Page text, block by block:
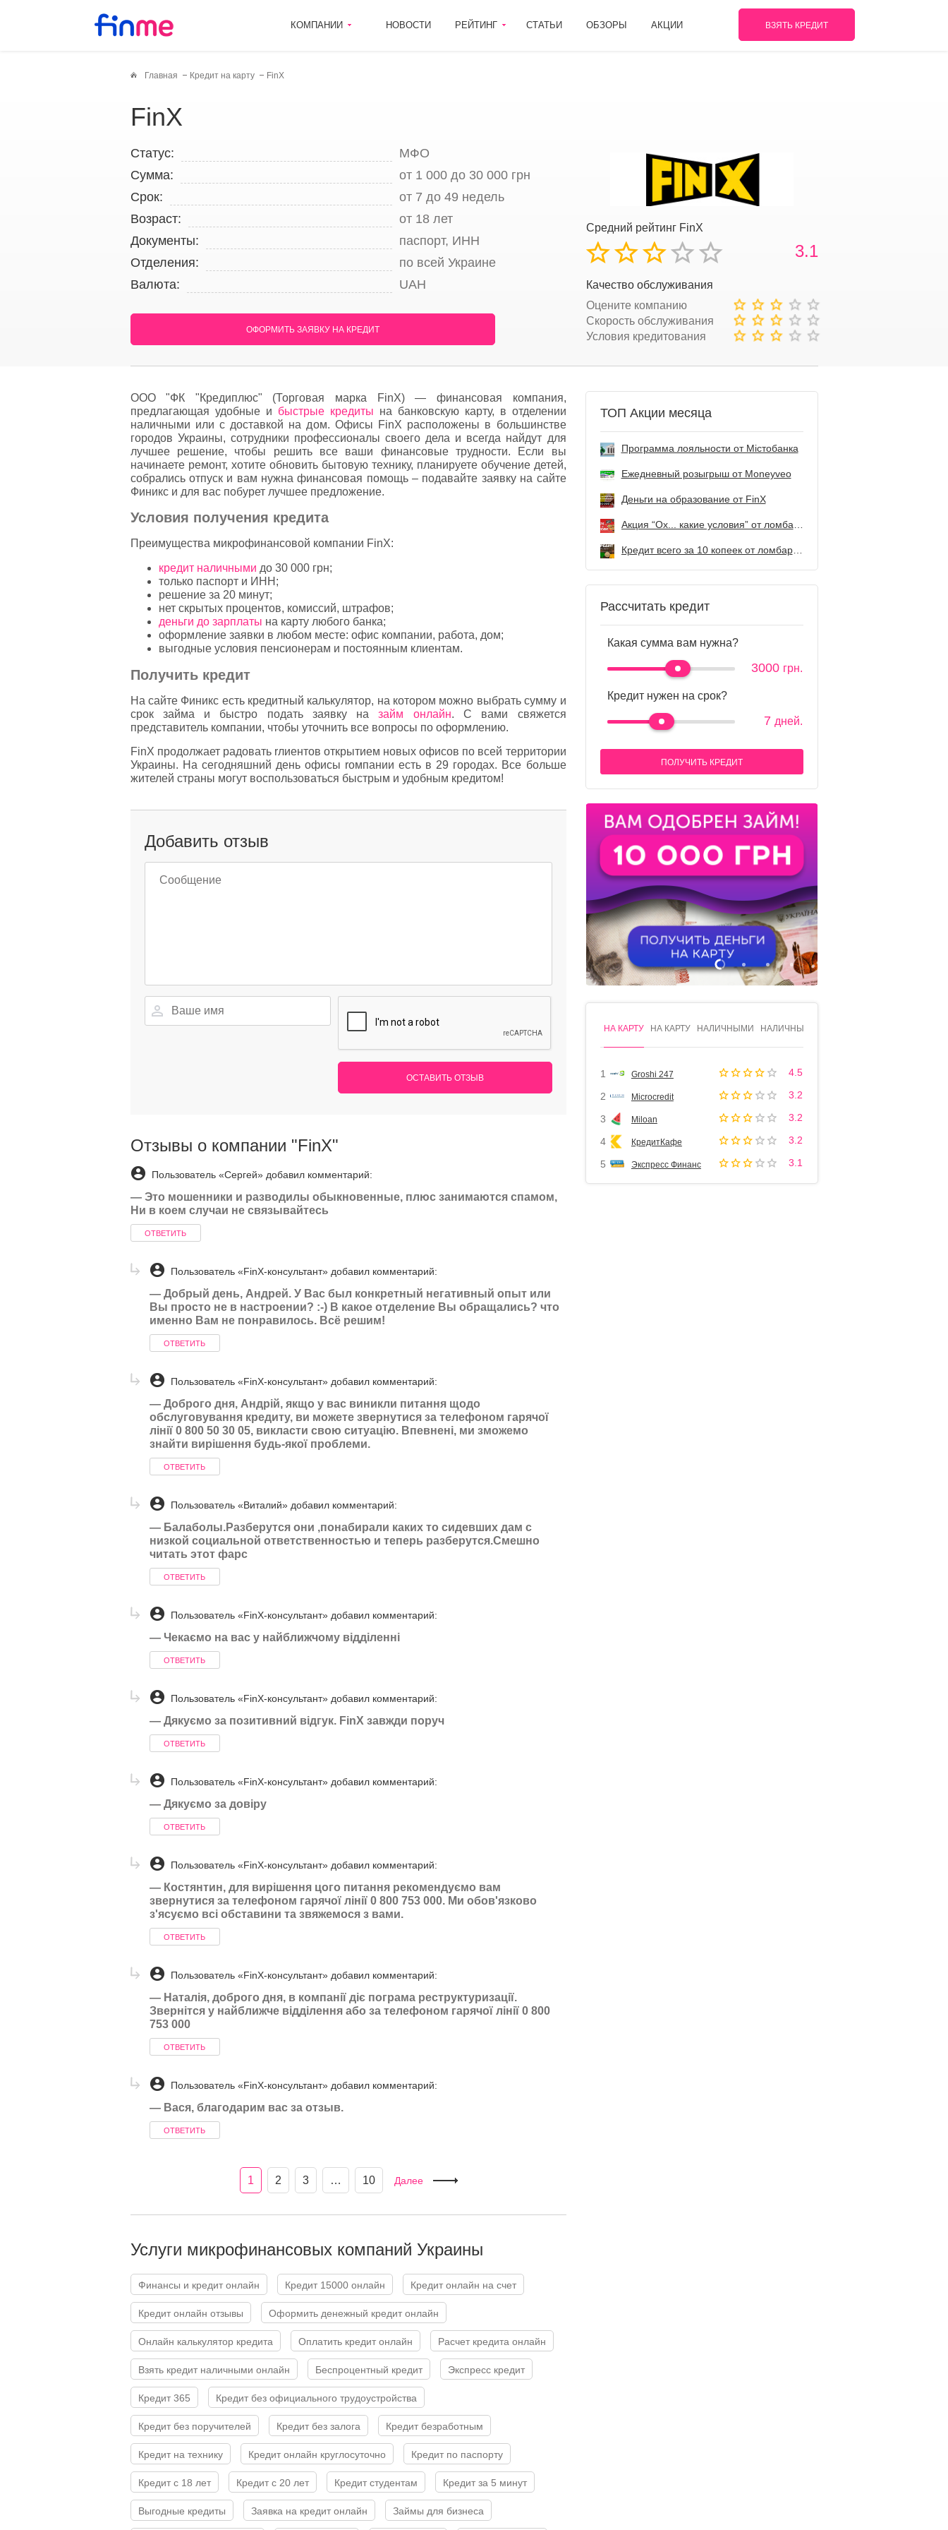
КОМПАНИИ НОВОСТИ РЕЙТИНГ СТАТЬИ ОБЗОРЫ АКЦИИ ВЗЯТЬ КРЕДИТ
Главная Кредит на карту FinX
FinX
Средний рейтинг FinX
3.1
Качество обслуживания
Оцените компанию
Скорость обслуживания
Условия кредитования
Статус:
МФО
Сумма:
от 1 000 до 30 000 грн
Срок:
от 7 до 49 недель
Возраст:
от 18 лет
Документы:
паспорт, ИНН
Отделения:
по всей Украине
Валюта:
UAH
ОФОРМИТЬ ЗАЯВКУ НА КРЕДИТ
ООО "ФК "Кредиплюс" (Торговая марка FinX) — финансовая компания,
предлагающая удобные и быстрые кредиты на банковскую карту, в отделении
наличными или с доставкой на дом. Офисы FinX расположены в большинстве
городов Украины, сотрудники профессионалы своего дела и всегда найдут для
лучшее решение, чтобы решить все ваши финансовые трудности. Если вы
начинаете ремонт, хотите обновить бытовую технику, планируете обучение детей,
собрались отпуск и вам нужна финансовая помощь – подавайте заявку на сайте
Финикс и для вас побурет лучшее предложение.
Условия получения кредита
Преимущества микрофинансовой компании FinX:
кредит наличными до 30 000 грн;
только паспорт и ИНН;
решение за 20 минут;
нет скрытых процентов, комиссий, штрафов;
деньги до зарплаты на карту любого банка;
оформление заявки в любом месте: офис компании, работа, дом;
выгодные условия пенсионерам и постоянным клиентам.
Получить кредит
На сайте Финикс есть кредитный калькулятор, на котором можно выбрать сумму и
срок займа и быстро подать заявку назайм онлайн. С вами свяжется
представитель компании, чтобы уточнить все вопросы по оформлению.
FinX продолжает радовать rлиентов открытием новых офисов по всей территории
Украины. На сегодняшний день офисы rомпании есть в 29 городах. Все больше
жителей страны могут воспользоваться быстрым и удобным кредитом!
Добавить отзыв
ОСТАВИТЬ ОТЗЫВ
Отзывы о компании "FinX"
Пользователь «Сергей» добавил комментарий:
— Это мошенники и разводилы обыкновенные, плюс занимаются спамом,
Ни в коем случаи не связывайтесь
ОТВЕТИТЬ
Пользователь «FinX-консультант» добавил комментарий:
— Добрый день, Андрей. У Вас был конкретный негативный опыт или
Вы просто не в настроении? :-) В какое отделение Вы обращались? что
именно Вам не понравилось. Всё решим!
ОТВЕТИТЬ
Пользователь «FinX-консультант» добавил комментарий:
— Доброго дня, Андрій, якщо у вас виникли питання щодо
обслуговування кредиту, ви можете звернутися за телефоном гарячої
лінії 0 800 50 30 05, викласти свою ситуацію. Впевнені, ми зможемо
знайти вирішення будь-якої проблеми.
ОТВЕТИТЬ
Пользователь «Виталий» добавил комментарий:
— Балаболы.Разберутся они ,понабирали каких то сидевших дам с
низкой социальной ответственностью и теперь разберутся.Смешно
читать этот фарс
ОТВЕТИТЬ
Пользователь «FinX-консультант» добавил комментарий:
— Чекаємо на вас у найближчому відділенні
ОТВЕТИТЬ
Пользователь «FinX-консультант» добавил комментарий:
— Дякуємо за позитивний відгук. FinX завжди поруч
ОТВЕТИТЬ
Пользователь «FinX-консультант» добавил комментарий:
— Дякуємо за довіру
ОТВЕТИТЬ
Пользователь «FinX-консультант» добавил комментарий:
— Костянтин, для вирішення цого питання рекомендуємо вам
звернутися за телефоном гарячої лінії 0 800 753 000. Ми обов'язково
з'ясуємо всі обставини та звяжемося з вами.
ОТВЕТИТЬ
Пользователь «FinX-консультант» добавил комментарий:
— Наталія, доброго дня, в компанії діє пограма реструктуризації.
Звернітся у найближче відділення або за телефоном гарячої лінії 0 800
753 000
ОТВЕТИТЬ
Пользователь «FinX-консультант» добавил комментарий:
— Вася, благодарим вас за отзыв.
ОТВЕТИТЬ
1 2 3 … 10 Далее
Услуги микрофинансовых компаний Украины
Финансы и кредит онлайн Кредит 15000 онлайн Кредит онлайн на счет
Кредит онлайн отзывы Оформить денежный кредит онлайн
Онлайн калькулятор кредита Оплатить кредит онлайн Расчет кредита онлайн
Взять кредит наличными онлайн Беспроцентный кредит Экспресс кредит
Кредит 365 Кредит без официального трудоустройства
Кредит без поручителей Кредит без залога Кредит безработным
Кредит на технику Кредит онлайн круглосуточно Кредит по паспорту
Кредит с 18 лет Кредит с 20 лет Кредит студентам Кредит за 5 минут
Выгодные кредиты Заявка на кредит онлайн Займы для бизнеса
ТОП Акции месяца
Программа лояльности от Містобанка
Ежедневный розыгрыш от Мoneyveo
Деньги на образование от FinX
Кредит всего за 10 копеек от ломбарда Первый
Рассчитать кредит
Какая сумма вам нужна?
3000 грн.
Кредит нужен на срок?
7 дней.
ПОЛУЧИТЬ КРЕДИТ
1 2 3 4
НА КАРТУ НА КАРТУ НАЛИЧНЫМИ НАЛИЧНЫМИ
1 Groshi 247 4.5
2 Microcredit 3.2
3 Miloan 3.2
4 КредитКафе 3.2
5 Экспресс Финанс 3.1